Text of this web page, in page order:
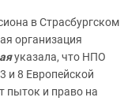
в Страсбургском
организация
указала, что НПО
и 8 Европейской
пыток и право на